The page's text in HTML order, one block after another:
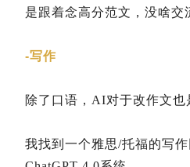
是跟着念高分范文，没啥交
-写作
除了口语，AI对于改作文也
我找到一个雅思/托福的写